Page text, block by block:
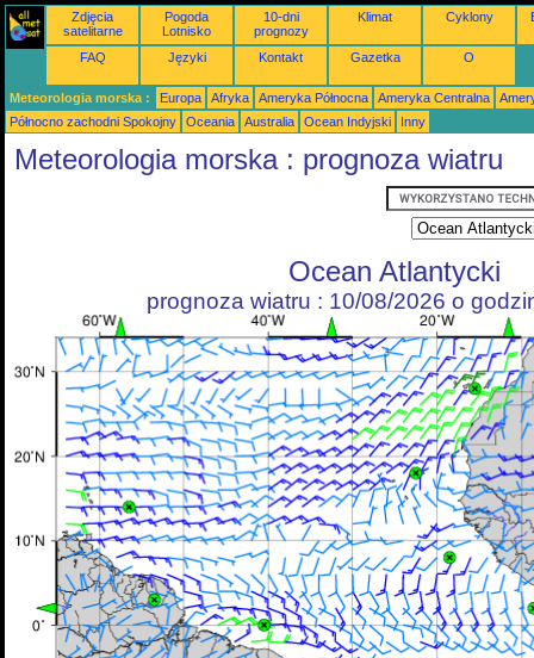
Zdjęcia
satelitarne
Pogoda
Lotnisko
10-dni
prognozy
Klimat Cyklony
FAQ Języki Kontakt Gazetka O
Meteorologia morska : Europa Afryka Ameryka Północna Ameryka Centralna
Północno zachodni Spokojny
Oceania Australia Ocean Indyjski Inny
Meteorologia morska : prognoza wiatru
Ocean Atlantycki
prognoza wiatru : 10/08/2026 o